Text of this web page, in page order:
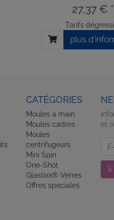
27,37 € *
Tarifs
plus
CATÉGORIES
Moules à main
Moules cadres
Moules
centrifugeurs
Mini Spin
One-Shot
Glastixx® Verres
Offres spéciales
et